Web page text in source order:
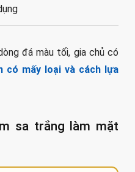
đá màu tối, gia chủ có
có mấy loại và cách lựa
sa trắng làm mặt